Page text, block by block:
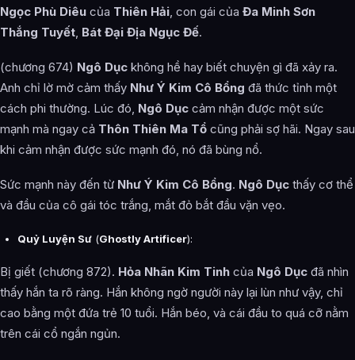
Ngọc Phù Diêu của Thiên Hải, con gái của Đa Minh Sơn
Thắng Tuyết, Bát Đại Địa Ngục Đế.
(chương 674) Ngô Dục không hề hay biết chuyện gì đã xảy ra.
Anh chỉ lờ mờ cảm thấy Như Ý Kim Cô Bổng đã thức tỉnh một
cách phi thường. Lúc đó, Ngô Dục cảm nhận được một sức
mạnh mà ngay cả Thôn Thiên Ma Tổ cũng phải sợ hãi. Ngay sau
khi cảm nhận được sức mạnh đó, nó đã bùng nổ.
Sức mạnh này đến từ Như Ý Kim Cô Bổng. Ngô Dục thấy cơ thể
và đầu của cô gái tóc trắng, mắt đỏ bắt đầu vặn vẹo.
Quỷ Luyện Sư (Ghostly Artificer):
Bị giết (chương 872). Hỏa Nhãn Kim Tinh của Ngô Dục đã nhìn
thấy hắn ta rõ ràng. Hắn không ngờ người này lại lùn như vậy, chỉ
cao bằng một đứa trẻ 10 tuổi. Hắn béo, và cái đầu to quá cỡ nằm
trên cái cổ ngắn ngủn.